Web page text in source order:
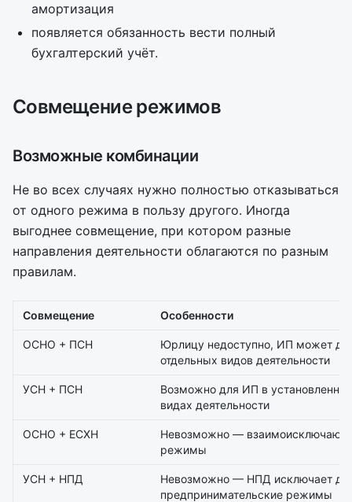
амортизация
появляется обязанность вести полный
бухгалтерский учёт.
Совмещение режимов
Возможные комбинации
Не во всех случаях нужно полностью отказываться
от одного режима в пользу другого. Иногда
выгоднее совмещение, при котором разные
направления деятельности облагаются по разным
правилам.
Совмещение Особенности
ОСНО + ПСН
Юрлицу недоступно, ИП может
отдельных видов деятельности
УСН + ПСН
Возможно для ИП в
видах деятельности
ОСНО + ЕСХН
Невозможно —
режимы
УСН + НПД
Невозможно — НПД исключает
предпринимательские режимы